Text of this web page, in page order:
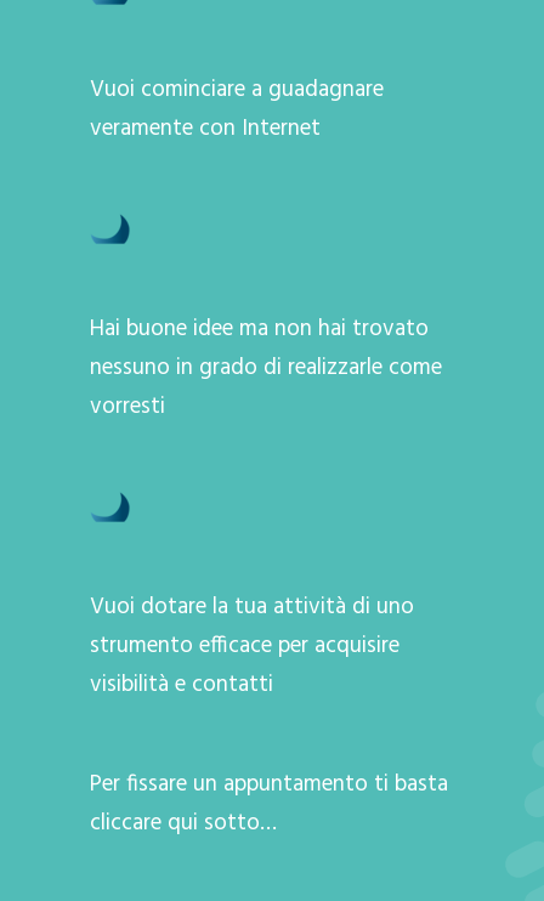
Vuoi cominciare a guadagnare
veramente con Internet
Hai buone idee ma non hai trovato
nessuno in grado di realizzarle come
vorresti
Vuoi dotare la tua attività di uno
strumento efficace per acquisire
visibilità e contatti
Per fissare un appuntamento ti basta
cliccare qui sotto…